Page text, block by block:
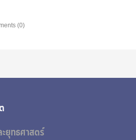
(0)
รนิสิต
ยุทธศาสตร์